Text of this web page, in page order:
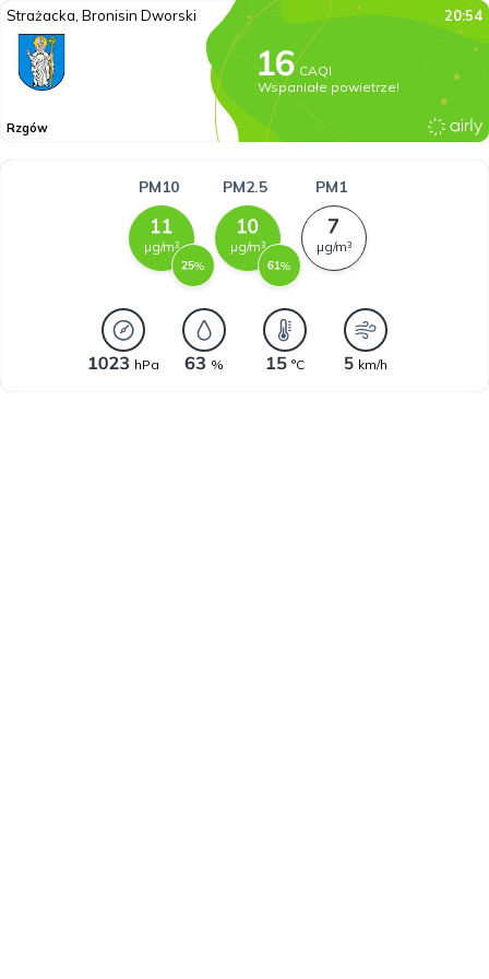
Strażacka, Bronisin Dworski 20:54
CAQI
Wspaniałe powietrze!
Rzgów
PM10
µg/m³
%
PM2.5
µg/m³
%
PM1
µg/m³
hPa % °C km/h